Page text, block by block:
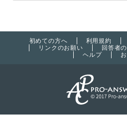
初めての方へ 利用規約
リンクのお願い
回答者
ヘルプ